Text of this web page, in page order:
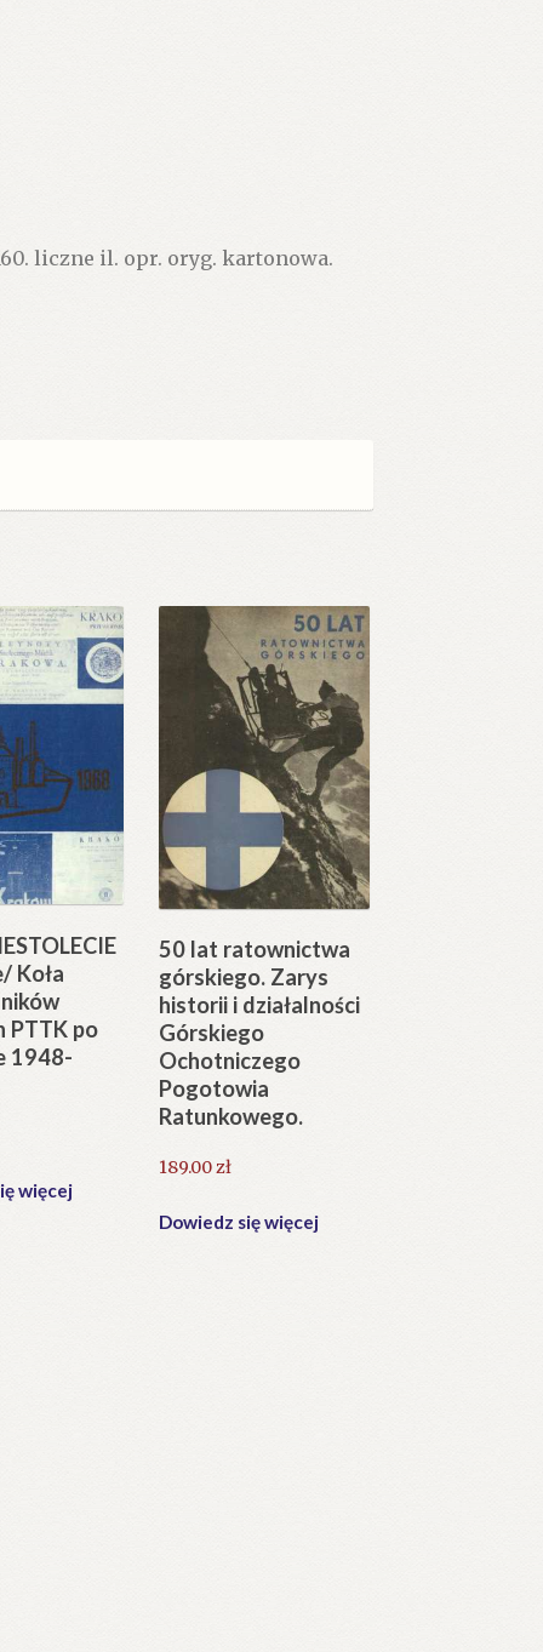
liczne il. opr. oryg. kartonowa.
Koła
PTTK po
1948-
więcej
50 lat ratownictwa
górskiego. Zarys
historii i działalności
Górskiego
Ochotniczego
Pogotowia
Ratunkowego.
189.00 zł
Dowiedz się więcej